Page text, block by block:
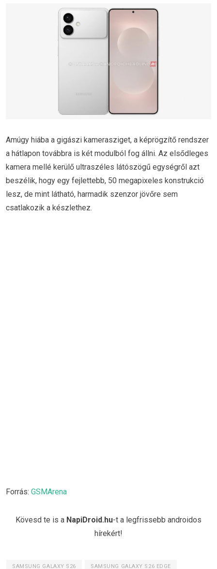
Amúgy hiába a gigászi kamerasziget, a képrögzítő rendszer
a hátlapon továbbra is két modulból fog állni. Az elsődleges
kamera mellé kerülő ultraszéles látószögű egységről azt
beszélik, hogy egy fejlettebb, 50 megapixeles konstrukció
lesz, de mint látható, harmadik szenzor jövőre sem
csatlakozik a készlethez.
Forrás: GSMArena
Kövesd te is a NapiDroid.hu-t a legfrissebb androidos
hírekért!
SAMSUNG GALAXY S26 SAMSUNG GALAXY S26 EDGE